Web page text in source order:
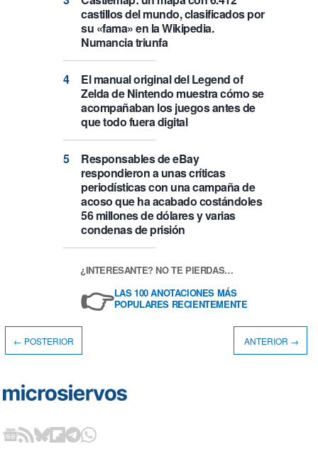
castillos del mundo, clasificados por
su «fama» en la Wikipedia.
Numancia triunfa
El manual original del Legend of
Zelda de Nintendo muestra cómo se
acompañaban los juegos antes de
que todo fuera digital
Responsables de eBay
respondieron a unas críticas
periodísticas con una campaña de
acoso que ha acabado costándoles
56 millones de dólares y varias
condenas de prisión
¿INTERESANTE? NO TE PIERDAS…
👉LAS 100 ANOTACIONES MÁS
POPULARES RECIENTEMENTE
← POSTERIOR ANTERIOR →